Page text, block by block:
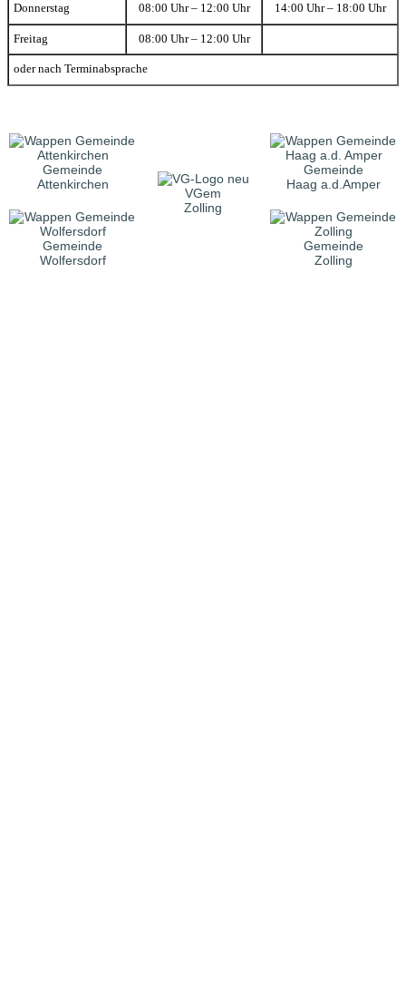
Donnerstag 08:00 Uhr – 12:00 Uhr 14:00 Uhr – 18:00 Uhr
Freitag 08:00 Uhr – 12:00 Uhr
oder nach Terminabsprache
Gemeinde
Attenkirchen
VGem
Zolling
Gemeinde
Haag a.d.Amper
Gemeinde
Wolfersdorf
Gemeinde
Zolling